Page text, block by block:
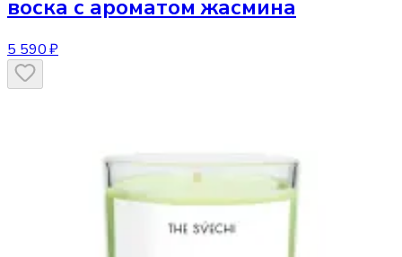
воска с ароматом жасмина
5 590 ₽